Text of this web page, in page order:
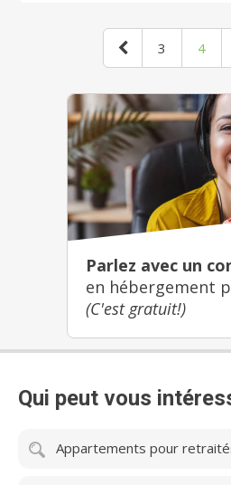
3 4
Parlez avec un
en hébergement
(C'est gratuit!)
Qui peut vous
Appartements pour